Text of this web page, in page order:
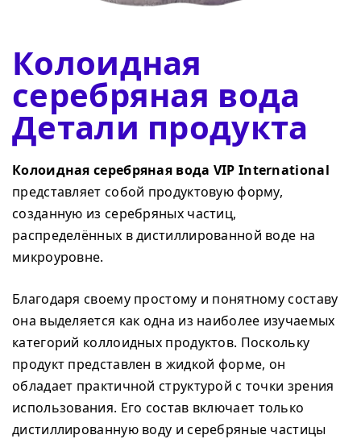
Колоидная
серебряная вода
Детали продукта
Колоидная серебряная вода VIP International
представляет собой продуктовую форму,
созданную из серебряных частиц,
распределённых в дистиллированной воде на
микроуровне.
Благодаря своему простому и понятному составу
она выделяется как одна из наиболее изучаемых
категорий коллоидных продуктов. Поскольку
продукт представлен в жидкой форме, он
обладает практичной структурой с точки зрения
использования. Его состав включает только
дистиллированную воду и серебряные частицы